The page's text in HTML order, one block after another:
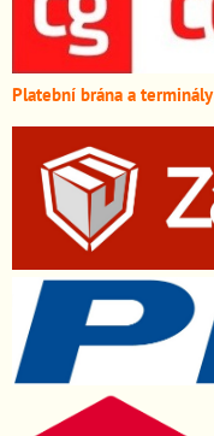
Platební brána a terminály